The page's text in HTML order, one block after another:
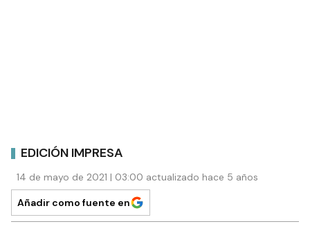
EDICIÓN IMPRESA
14 de mayo de 2021 | 03:00 actualizado hace 5 años
Añadir como fuente en